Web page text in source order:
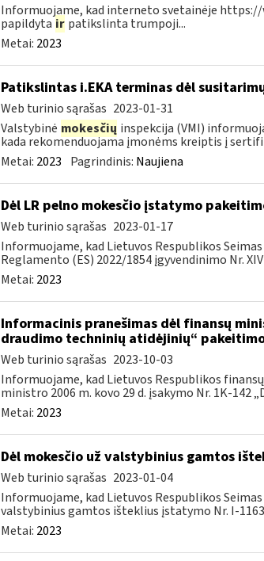
Informuojame, kad interneto svetainėje
papildyta ir patikslinta trumpoji...
Metai: 2023
Patikslintas i.EKA terminas dėl
Web turinio sąrašas 2023-01-31
Valstybinė mokesčių inspekcija (VMI)
kada rekomenduojama įmonėms kreiptis į
Metai: 2023 Pagrindinis: Naujiena
Dėl LR pelno mokesčio įstatymo
Web turinio sąrašas 2023-01-17
Informuojame, kad Lietuvos Respublikos
Reglamento (ES) 2022/1854 įgyvendinimo Nr.
Metai: 2023
Informacinis pranešimas dėl finansų
draudimo techninių atidėjinių“
Web turinio sąrašas 2023-10-03
Informuojame, kad Lietuvos Respublikos
ministro 2006 m. kovo 29 d. įsakymo Nr. 1K-142
Metai: 2023
Dėl mokesčio už valstybinius gamtos
Web turinio sąrašas 2023-01-04
Informuojame, kad Lietuvos Respublikos
valstybinius gamtos išteklius įstatymo Nr. I-1163
Metai: 2023